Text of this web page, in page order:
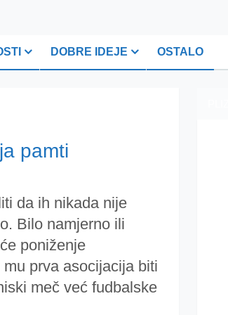
DOBRE IDEJE OSTALO
pamti
da ih nikada nije
Bilo namjerno ili
poniženje
prva asocijacija biti
meč već fudbalske